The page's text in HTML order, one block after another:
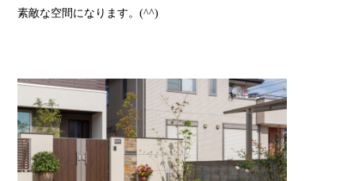
素敵な空間になります。(^^)